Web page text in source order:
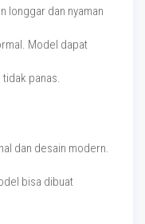
longgar dan nyaman
Model dapat
panas.
dan desain modern.
bisa dibuat